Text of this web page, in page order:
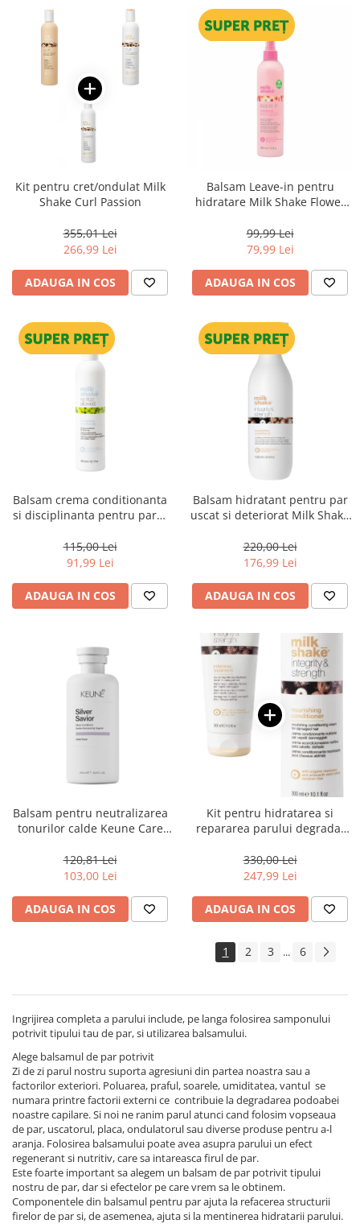
Kit pentru cret/ondulat Milk
Shake Curl Passion
355,01 Lei
266,99 Lei
ADAUGA IN COS
Balsam Leave-in pentru
hidratare Milk Shake Flower
99,99 Lei
79,99 Lei
ADAUGA IN COS
Balsam crema conditionanta
si disciplinanta pentru parul
No Frizz Allowed Perfecting
Conditioner, 300 ml
115,00 Lei
91,99 Lei
ADAUGA IN COS
Balsam hidratant pentru par
uscat si deteriorat Milk Shake
Nourishing Conditioner, 1000
ml
220,00 Lei
176,99 Lei
ADAUGA IN COS
Balsam pentru neutralizarea
tonurilor calde Keune Care
ml
120,81 Lei
103,00 Lei
ADAUGA IN COS
Kit pentru hidratarea si
repararea parului degradat
330,00 Lei
247,99 Lei
ADAUGA IN COS
1 2 3 ... 6
Ingrijirea completa a parului include, pe langa folosirea samponului
potrivit tipului tau de par, si utilizarea balsamului.
Alege balsamul de par potrivit
Zi de zi parul nostru suporta agresiuni din partea noastra sau a
factorilor exteriori. Poluarea, praful, soarele, umiditatea, vantul se
numara printre factorii externi ce contribuie la degradarea podoabei
noastre capilare. Si noi ne ranim parul atunci cand folosim vopseaua
de par, uscatorul, placa, ondulatorul sau diverse produse pentru a-l
aranja. Folosirea balsamului poate avea asupra parului un efect
regenerant si nutritiv, care sa intareasca firul de par.
Este foarte important sa alegem un balsam de par potrivit tipului
nostru de par, dar si efectelor pe care vrem sa le obtinem.
Componentele din balsamul pentru par ajuta la refacerea structurii
firelor de par si, de asemenea, ajuta si la mentinerea hidratarii parului.